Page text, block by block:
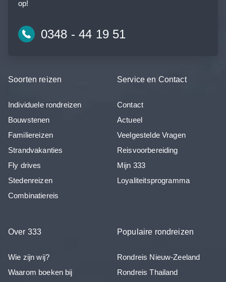
op!
0348 - 44 19 51
Soorten reizen
Individuele rondreizen
Bouwstenen
Familiereizen
Strandvakanties
Fly drives
Stedenreizen
Combinatiereis
Service en Contact
Contact
Actueel
Veelgestelde Vragen
Reisvoorbereiding
Mijn 333
Loyaliteitsprogramma
Over 333
Wie zijn wij?
Waarom boeken bij
Populaire rondreizen
Rondreis Nieuw-Zeeland
Rondreis Thailand